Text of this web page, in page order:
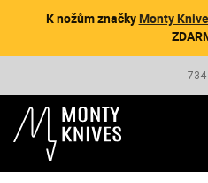
K nožům značkyMonty
734